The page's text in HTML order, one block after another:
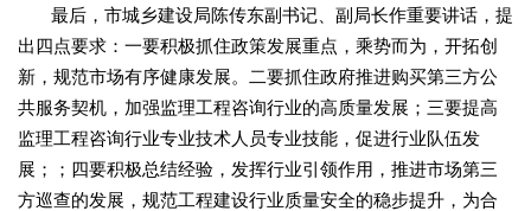
最后，市城乡建设局陈传东副书记、副局长作重要讲话，提
出四点要求：一要积极抓住政策发展重点，乘势而为，开拓创
新，规范市场有序健康发展。二要抓住政府推进购买第三方公
共服务契机，加强监理工程咨询行业的高质量发展；三要提高
监理工程咨询行业专业技术人员专业技能，促进行业队伍发
展；；四要积极总结经验，发挥行业引领作用，推进市场第三
方巡查的发展，规范工程建设行业质量安全的稳步提升，为合